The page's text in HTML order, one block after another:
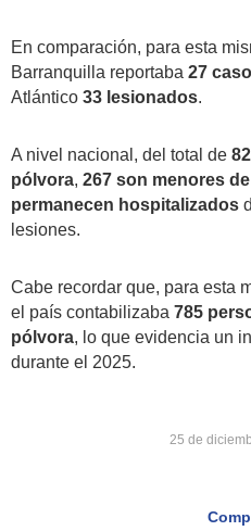
En comparación, para esta
Barranquilla reportaba 27
Atlántico 33 lesionados.
A nivel nacional, del total de
pólvora, 267 son menores de
permanecen hospitalizados
lesiones.
Cabe recordar que, para esta
el país contabilizaba 785
pólvora, lo que evidencia un
durante el 2025.
25 de